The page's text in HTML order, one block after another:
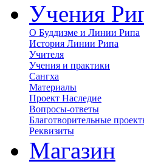
Учения
О Буддизме и Линии Рипа
История Линии Рипа
Учителя
Учения и практики
Сангха
Материалы
Проект Наследие
Вопросы-ответы
Благотворительные
Реквизиты
Магазин